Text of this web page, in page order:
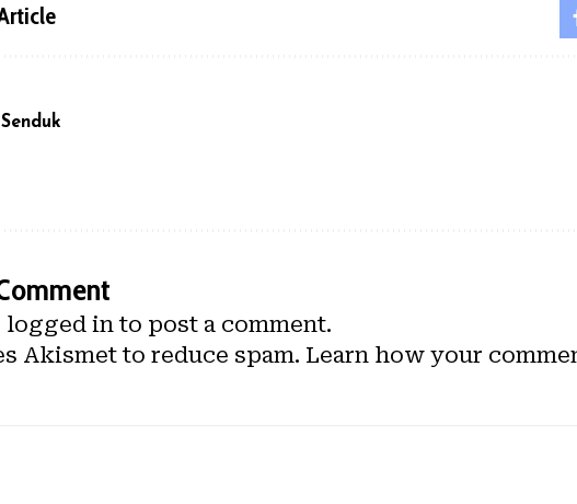
logged in to post a comment.
Akismet to reduce spam. Learn how your